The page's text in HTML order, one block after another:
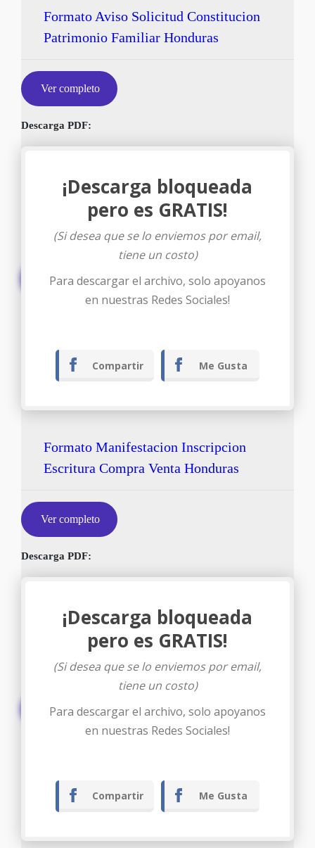
Formato Aviso Solicitud Constitucion
Patrimonio Familiar Honduras
Ver completo
Descarga PDF:
Descargar
¡Descarga bloqueada
pero es GRATIS!
(Si desea que se lo enviemos por email,
tiene un costo)
Para descargar el archivo, solo apoyanos
en nuestras Redes Sociales!
Compartir Me Gusta
Formato Manifestacion Inscripcion
Escritura Compra Venta Honduras
Ver completo
Descarga PDF:
Descargar
¡Descarga bloqueada
pero es GRATIS!
(Si desea que se lo enviemos por email,
tiene un costo)
Para descargar el archivo, solo apoyanos
en nuestras Redes Sociales!
Compartir Me Gusta